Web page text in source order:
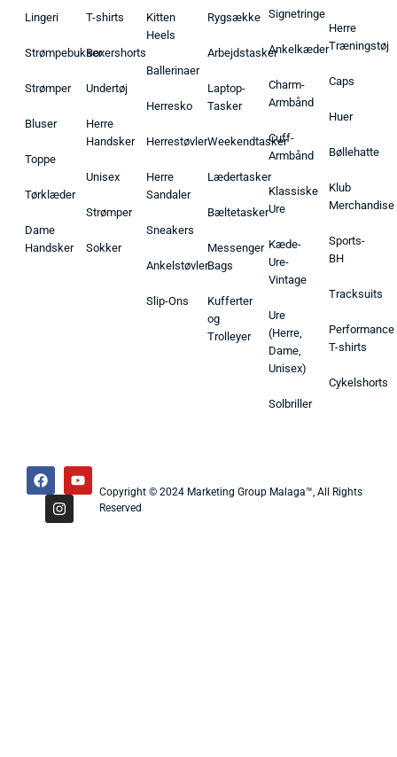
Lingeri
Strømpebukser
Strømper
Bluser
Toppe
Tørklæder
Dame
Handsker
T-shirts
Boxershorts
Undertøj
Herre
Handsker
Unisex
Strømper
Sokker
Kitten
Heels
Ballerinaer
Herresko
Herrestøvler
Herre
Sandaler
Sneakers
Ankelstøvler
Slip-Ons
Rygsække
Arbejdstasker
Laptop-
Tasker
Weekendtasker
Lædertasker
Bæltetasker
Messenger
Bags
Kufferter
og
Trolleyer
Signetringe
Ankelkæder
Charm-
Armbånd
Cuff-
Armbånd
Klassiske
Ure
Kæde-
Ure-
Vintage
Ure
(Herre,
Dame,
Unisex)
Solbriller
Herre
Træningstøj
Caps
Huer
Bøllehatte
Klub
Merchandise
Sports-
BH
Tracksuits
Performance
T-shirts
Cykelshorts
Copyright © 2024 Marketing Group Malaga™, All Rights
Reserved